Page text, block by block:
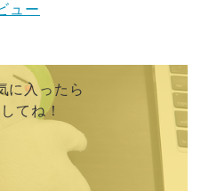
ュー
に入ったら
てね！